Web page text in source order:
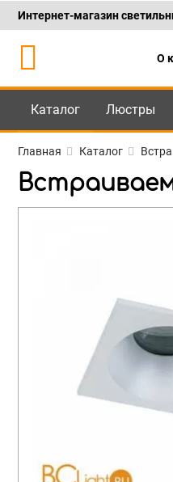
Каталог
Интернет-магазин
О
Каталог Люстры
Главная Каталог